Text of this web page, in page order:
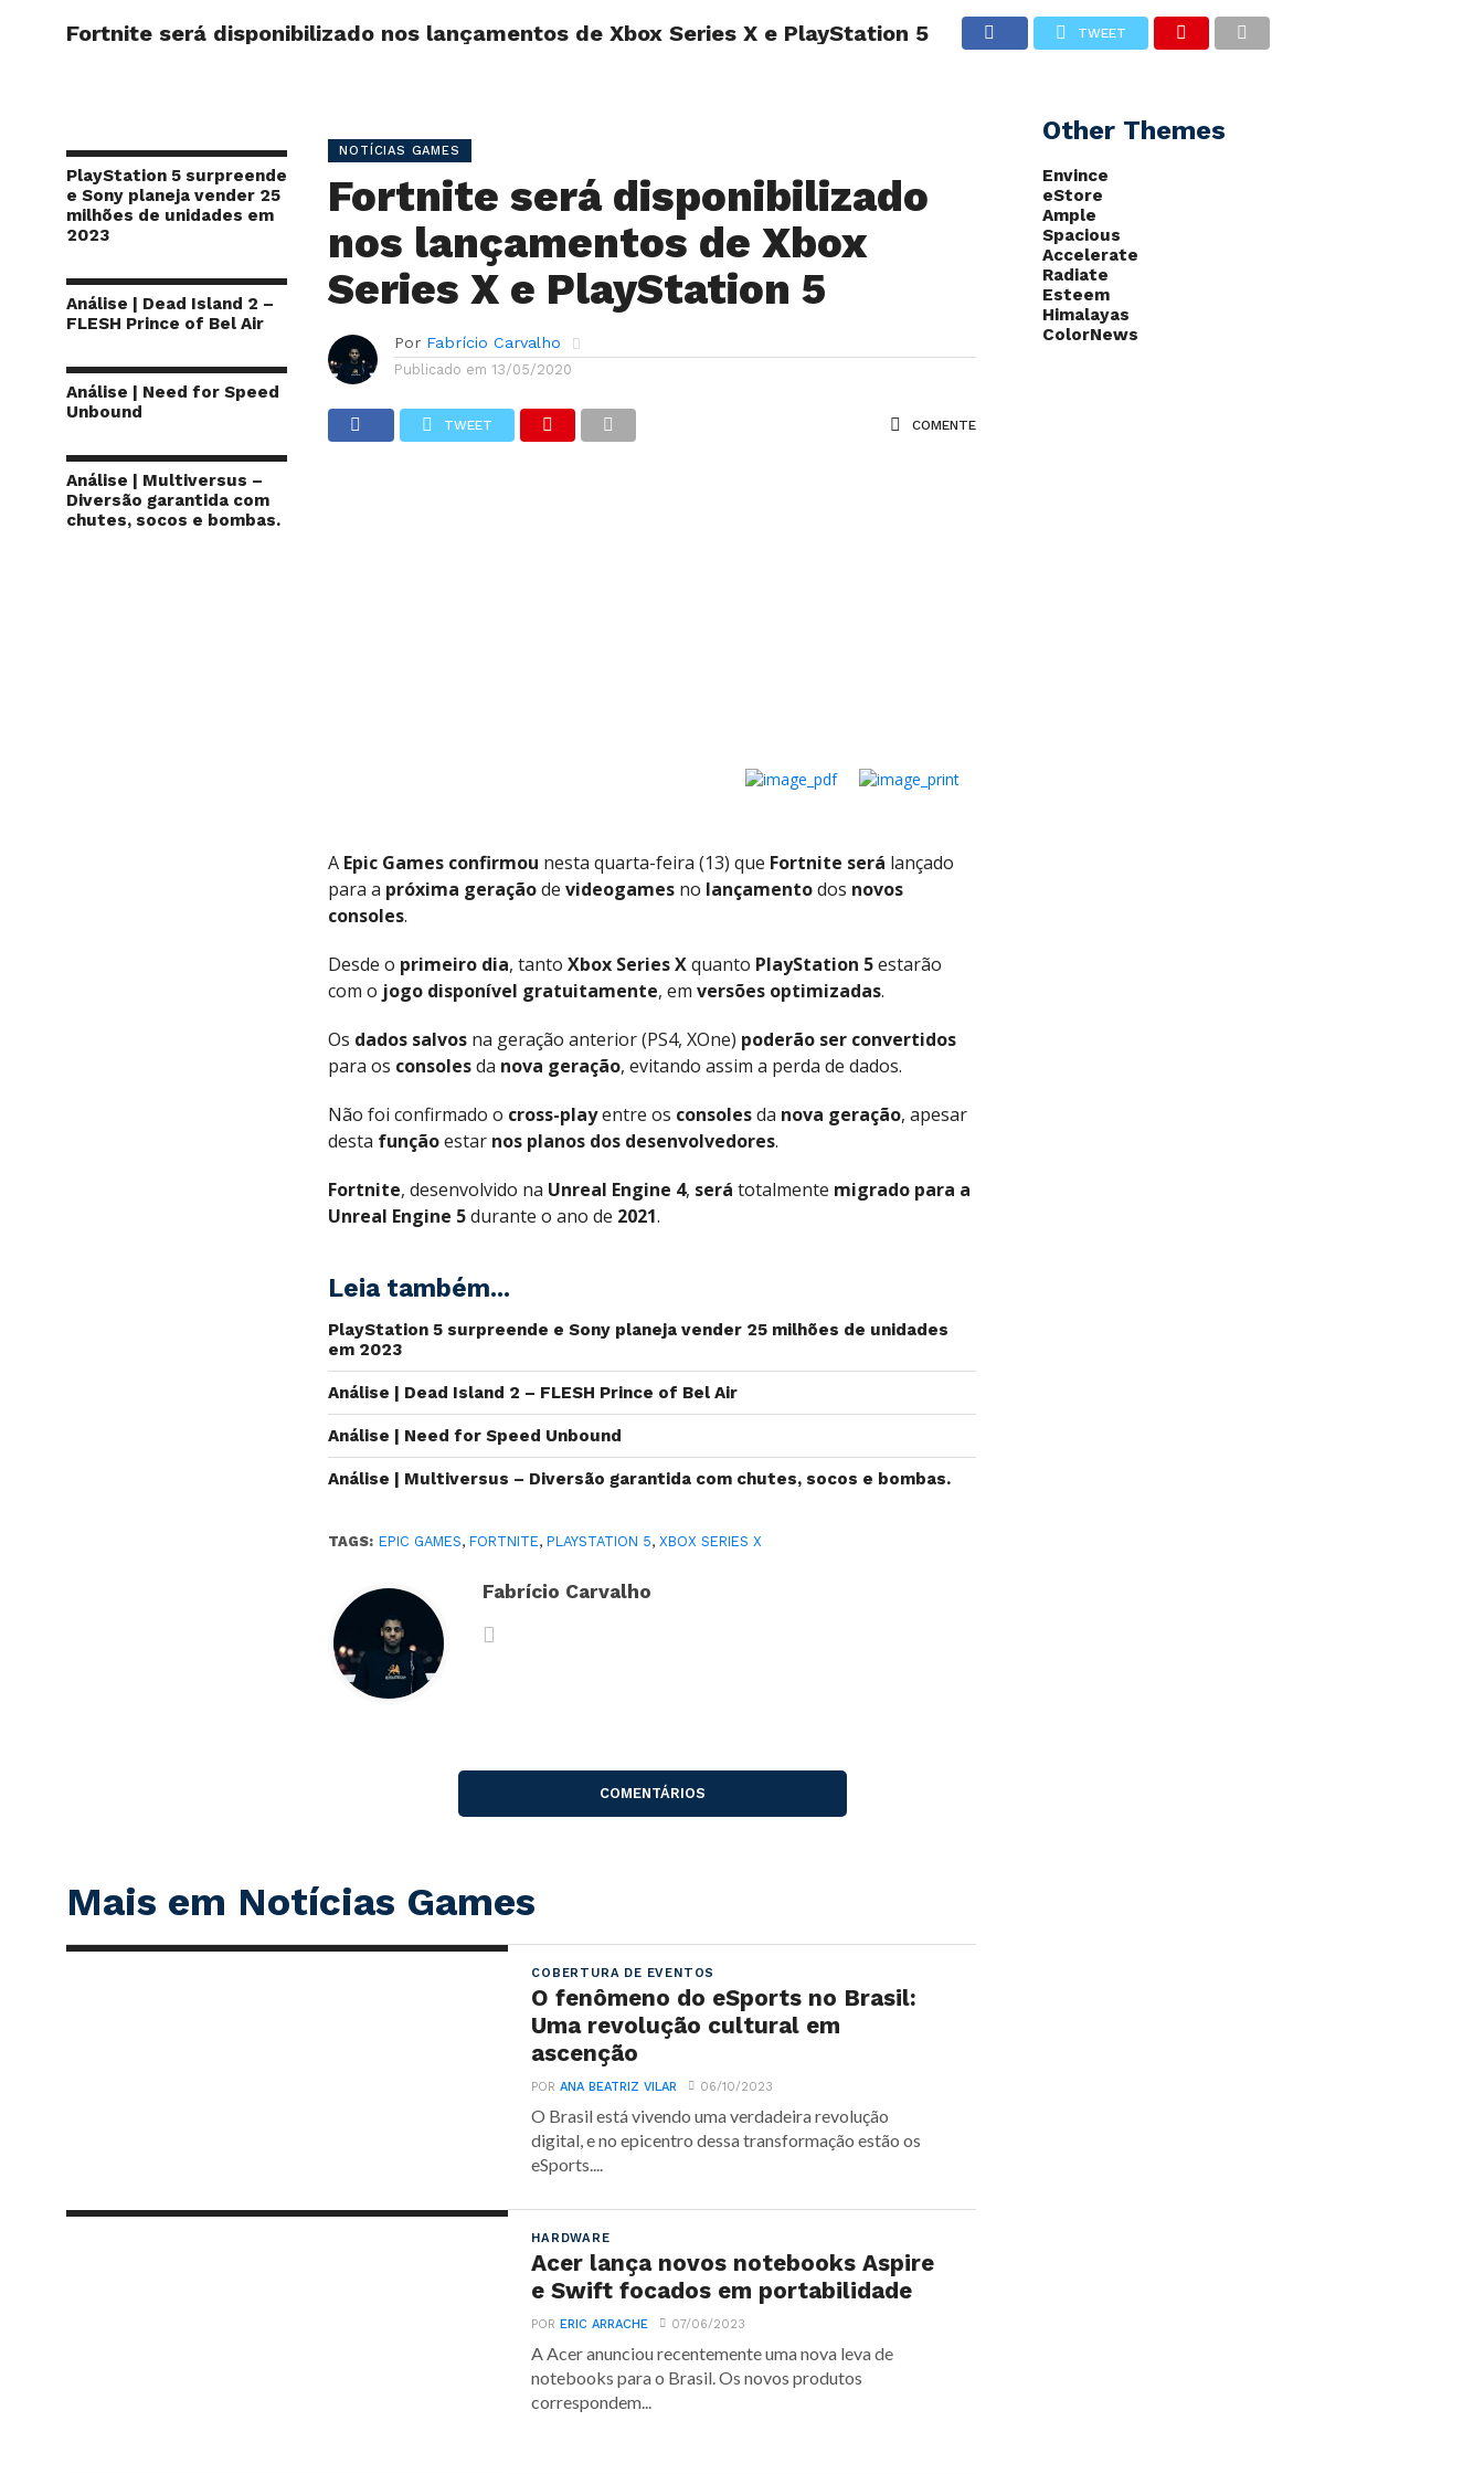
CRÍTICAS NOTÍCIAS PODCASTS
Fortnite será disponibilizado nos lançamentos de Xbox Series X e PlayStation 5 TWEET
PlayStation 5 surpreende
e Sony planeja vender 25
milhões de unidades em
2023
Análise | Dead Island 2 –
FLESH Prince of Bel Air
Análise | Need for Speed
Unbound
Análise | Multiversus –
Diversão garantida com
chutes, socos e bombas.
NOTÍCIAS GAMES
Fortnite será disponibilizado
nos lançamentos de Xbox
Series X e PlayStation 5
Por Fabrício Carvalho
Publicado em 13/05/2020
TWEET COMENTE
A Epic Games confirmou nesta quarta-feira (13) que Fortnite será lançado
para a próxima geraçãodevideogames no lançamentodos novos
consoles.
Desde o primeiro dia, tanto Xbox Series Xquanto PlayStation 5estarão
com o jogo disponível gratuitamente, emversões optimizadas.
Os dados salvos na geração anterior (PS4, XOne) poderão ser convertidos
para os consolesda nova geração, evitando assim a perda de dados.
Não foi confirmado o cross-playentre os consolesda nova geração, apesar
desta funçãoestar nos planos dos desenvolvedores.
Fortnite, desenvolvido na Unreal Engine 4, será totalmente migrado para a
Unreal Engine 5durante o ano de 2021.
Leia também...
PlayStation 5 surpreende e Sony planeja vender 25 milhões de unidades
em 2023
Análise | Dead Island 2 – FLESH Prince of Bel Air
Análise | Need for Speed Unbound
Análise | Multiversus – Diversão garantida com chutes, socos e bombas.
TAGS: EPIC GAMES,FORTNITE,PLAYSTATION 5,XBOX SERIES X
Fabrício Carvalho
COMENTÁRIOS
Mais em Notícias Games
COBERTURA DE EVENTOS
O fenômeno do eSports no Brasil:
Uma revolução cultural em
ascenção
PORANA BEATRIZ VILAR 06/10/2023
O Brasil está vivendo uma verdadeira revolução
digital, e no epicentro dessa transformação estão os
eSports....
HARDWARE
Acer lança novos notebooks Aspire
e Swift focados em portabilidade
PORERIC ARRACHE 07/06/2023
A Acer anunciou recentemente uma nova leva de
notebooks para o Brasil. Os novos produtos
correspondem...
Other Themes
Envince
eStore
Ample
Spacious
Accelerate
Radiate
Esteem
Himalayas
ColorNews